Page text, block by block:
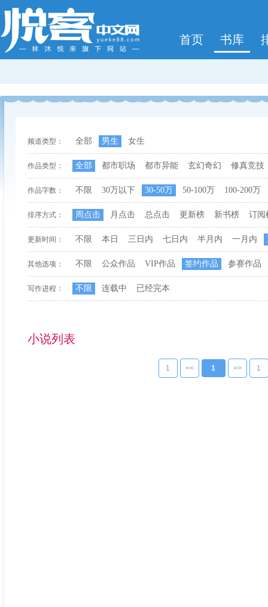
首页 书库
频道类型： 全部 男生 女生
作品类型： 全部 都市职场 都市异能 玄幻奇幻 修真竞技
作品字数： 不限 30万以下 30-50万 50-100万 100-200万
排序方式： 周点击 月点击 总点击 更新榜 新书榜 订阅
更新时间： 不限 本日 三日内 七日内 半月内 一月内
其他选项： 不限 公众作品 VIP作品 签约作品 参赛作品
写作进程： 不限 连载中 已经完本
小说列表
1 << 1 >> 1